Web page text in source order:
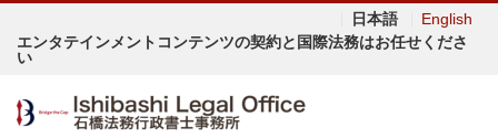
日本語
English
エンタテインメントコンテンツの契約と国際法務はお任せくださ
い